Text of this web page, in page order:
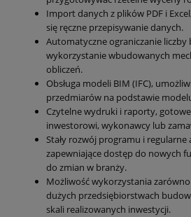
Import danych z plików PDF i
się ręczne przepisywanie danych.
Automatyczne ograniczanie liczby
wykorzystanie wbudowanych
obliczeń.
Obsługa modeli BIM (IFC),
przedmiarów na podstawie
Czytelne wydruki i raporty,
inwestorowi, wykonawcy lub
Stały rozwój programu i regularne
zapewniające dostęp do nowych
do zmian w branży.
Możliwość wykorzystania
dużych przedsiębiorstwach
skali realizowanych inwestycji.